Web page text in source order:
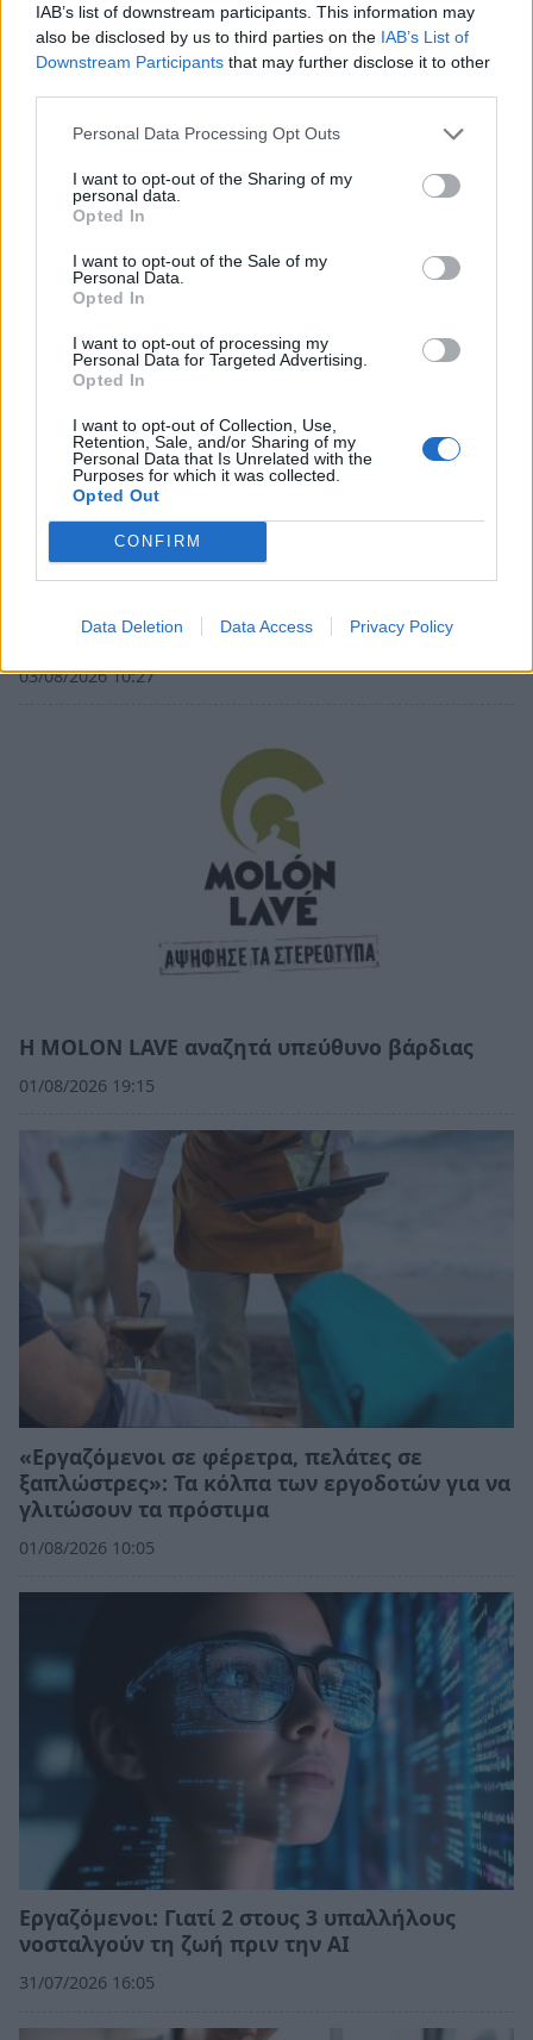
IAB’s list of downstream participants. This information may
also be disclosed by us to third parties on the IAB’s List of
Downstream Participants that may further disclose it to other
Personal Data Processing Opt Outs
I want to opt-out of the Sharing of my
personal data.
Opted In
I want to opt-out of the Sale of my
Personal Data.
Opted In
I want to opt-out of processing my
Personal Data for Targeted Advertising.
Opted In
I want to opt-out of Collection, Use,
Retention, Sale, and/or Sharing of my
Personal Data that Is Unrelated with the
Purposes for which it was collected.
Opted Out
CONFIRM
Data Deletion Data Access Privacy Policy
Θέσεις εργασίας από τη ΒΙΟΜΕΚ ΒΛΑΧΑΚΗΣ σε
Σπάρτη και Τρίπολη
05/08/2026 11:34
Θέση εργασίας στις Κροκεές Λακωνίας: Η
εταιρεία «Γεωργικές Λύσεις» αναζητά
γεωπόνο
03/08/2026 10:27
Η MOLON LAVE αναζητά υπεύθυνο βάρδιας
01/08/2026 19:15
«Εργαζόμενοι σε φέρετρα, πελάτες σε
ξαπλώστρες»: Τα κόλπα των εργοδοτών για να
γλιτώσουν τα πρόστιμα
01/08/2026 10:05
Εργαζόμενοι: Γιατί 2 στους 3 υπαλλήλους
νοσταλγούν τη ζωή πριν την ΑΙ
31/07/2026 16:05